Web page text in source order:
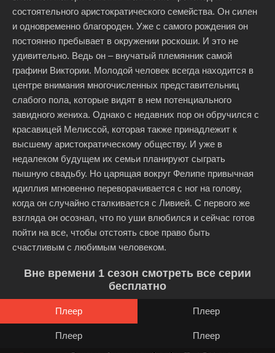
состоятельного аристократического семейства. Он силен
и одновременно благороден. Уже с самого рождения он
постоянно пребывает в окружении роскоши. И это не
удивительно. Ведь он – внучатый племянник самой
графини Виктории. Молодой человек всегда находится в
центре внимания многочисленных представительниц
слабого пола, которые видят в нем потенциального
завидного жениха. Однако с недавних пор он обручился с
красавицей Мелиссой, которая также принадлежит к
высшему аристократическому обществу. И уже в
недалеком будущем их семьи планируют сыграть
пышную свадьбу. Но царящая вокруг Фелипе привычная
идиллия мгновенно переворачивается с ног на голову,
когда он случайно сталкивается с Ливией. С первого же
взгляда он осознал, что по уши влюбился и сейчас готов
пойти на все, чтобы отстоять свое право быть
счастливым с любимым человеком.
Вне времени 1 сезон смотреть все серии
бесплатно
Плеер Плеер
Плеер
Плеер